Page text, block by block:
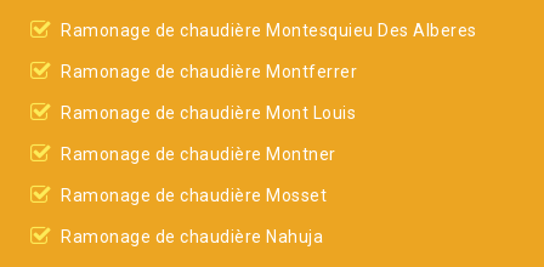
Ramonage de chaudière Montesquieu Des Alberes
Ramonage de chaudière Montferrer
Ramonage de chaudière Mont Louis
Ramonage de chaudière Montner
Ramonage de chaudière Mosset
Ramonage de chaudière Nahuja